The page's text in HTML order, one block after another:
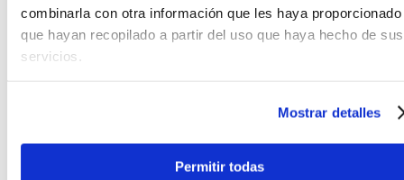
combinarla con otra información que les haya proporcionado
que hayan recopilado a partir del uso que haya hecho de sus
servicios.
Mostrar detalles
Permitir todas
Acabado Black Finish.
La estructura está diseñada para soportar golpes
Respuesta sonora